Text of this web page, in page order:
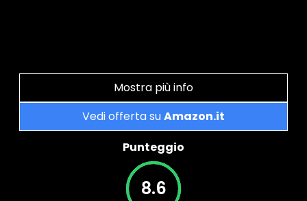
Mostra più info
Vedi offerta suAmazon.it
Punteggio
8.6